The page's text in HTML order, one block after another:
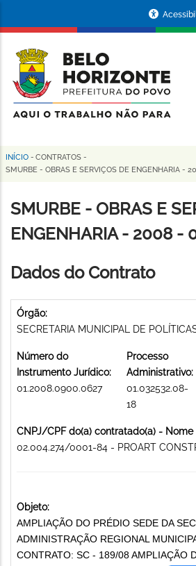
conteúdo
principal
da
Prefeitura
de
Horizonte
Trilha
navegação
INÍCIO - CONTRATOS -
SMURBE - OBRAS E SERVIÇOS DE ENGENHARIA -
SMURBE - OBRAS E
ENGENHARIA - 2008 -
Dados do Contrato
Órgão:
SECRETARIA MUNICIPAL DE
Número do
Instrumento Jurídico:
01.2008.0900.0627
Processo
Administrativo:
01.032532.08-
18
CNPJ/CPF do(a) contratado(a) -
02.004.274/0001-84 - PROART
Objeto:
AMPLIAÇÃO DO PRÉDIO SEDE DA
ADMINISTRAÇÃO REGIONAL
CONTRATO: SC - 189/08 AMPLIAÇÃO